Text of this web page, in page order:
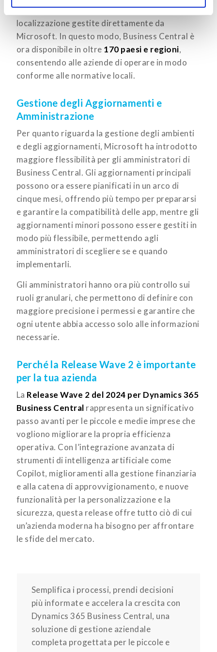
AppSource, oltre alle funzionalità di
localizzazione gestite direttamente da
Microsoft. In questo modo, Business Central è
ora disponibile in oltre 170 paesi e regioni,
consentendo alle aziende di operare in modo
conforme alle normative locali.
Gestione degli Aggiornamenti e
Amministrazione
Per quanto riguarda la gestione degli ambienti
e degli aggiornamenti, Microsoft ha introdotto
maggiore flessibilità per gli amministratori di
Business Central. Gli aggiornamenti principali
possono ora essere pianificati in un arco di
cinque mesi, offrendo più tempo per prepararsi
e garantire la compatibilità delle app, mentre gli
aggiornamenti minori possono essere gestiti in
modo più flessibile, permettendo agli
amministratori di scegliere se e quando
implementarli.
Gli amministratori hanno ora più controllo sui
ruoli granulari, che permettono di definire con
maggiore precisione i permessi e garantire che
ogni utente abbia accesso solo alle informazioni
necessarie.
Perché la Release Wave 2 è importante
per la tua azienda
La Release Wave 2 del 2024 per Dynamics 365
Business Central rappresenta un significativo
passo avanti per le piccole e medie imprese che
vogliono migliorare la propria efficienza
operativa. Con l’integrazione avanzata di
strumenti di intelligenza artificiale come
Copilot, miglioramenti alla gestione finanziaria
e alla catena di approvvigionamento, e nuove
funzionalità per la personalizzazione e la
sicurezza, questa release offre tutto ciò di cui
un’azienda moderna ha bisogno per affrontare
le sfide del mercato.
Semplifica i processi, prendi decisioni
più informate e accelera la crescita con
Dynamics 365 Business Central, una
soluzione di gestione aziendale
completa progettata per le piccole e